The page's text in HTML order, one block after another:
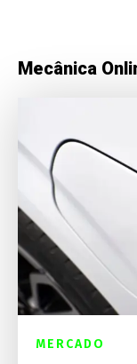
Mecânica
MERCADO